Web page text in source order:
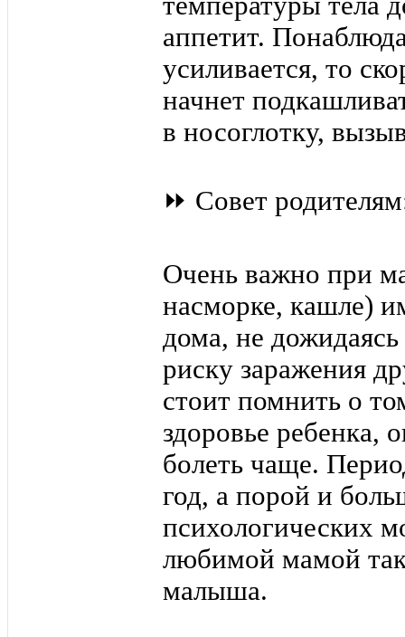
аппетит.
усиливается, то
начнет
в носоглотку,
⏩ Совет
Очень важно при
насморке, кашле)
дома, не дожидаясь
риску заражения
стоит помнить о
здоровье ребенка,
болеть чаще.
год, а порой и
психологических
любимой мамой
малыша.